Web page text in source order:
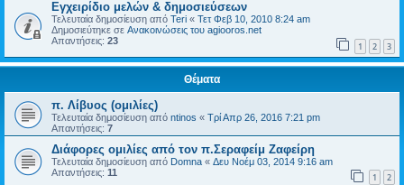
Εγχειρίδιο μελών & δημοσιεύσεων
Τελευταία δημοσίευση από Teri « Τετ Φεβ 10, 2010 8:24 am
Δημοσιεύτηκε σε Ανακοινώσεις του agiooros.net
Απαντήσεις: 23 1 2 3
Θέματα
π. Λίβυος (ομιλίες)
Τελευταία δημοσίευση από ntinos « Τρί Απρ 26, 2016 7:21 pm
Απαντήσεις: 7
Διάφορες ομιλίες από τον π.Σεραφείμ Ζαφείρη
Τελευταία δημοσίευση από Domna « Δευ Νοέμ 03, 2014 9:16 am
Απαντήσεις: 11 1 2